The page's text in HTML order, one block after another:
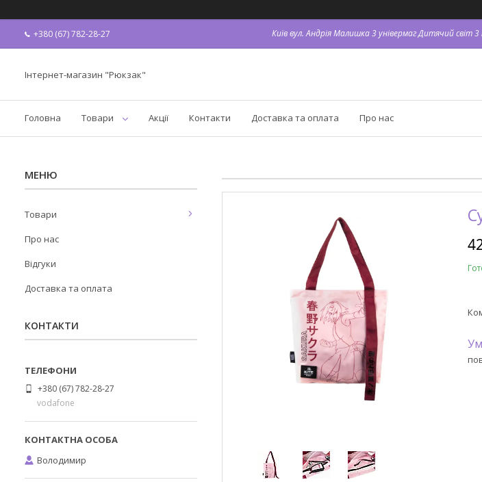
+380 (67) 782-28-27 Київ вул. Андрія Малишка 3 універмаг Дитячий світ
Інтернет-магазин "Рюкзак"
Головна Товари Акції Контакти Доставка та оплата Про нас
Товари
Про нас
Відгуки
Доставка та оплата
КОНТАКТИ
+380 (67) 782-28-27
vodafone
Володимир